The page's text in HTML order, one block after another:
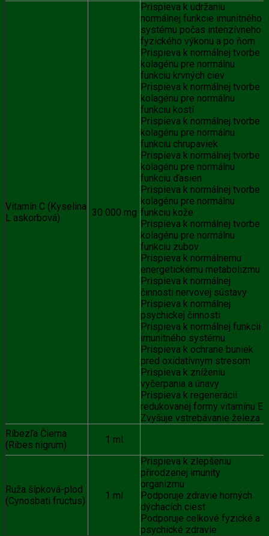
Vitamín C (Kyselina
L askorbová)
30 000 mg
Prispieva k udržaniu
normálnej funkcie imunitného
systému počas intenzívneho
fyzického výkonu a po ňom
Prispieva k normálnej tvorbe
kolagénu pre normálnu
funkciu krvných ciev
Prispieva k normálnej tvorbe
kolagénu pre normálnu
funkciu kostí
Prispieva k normálnej tvorbe
kolagénu pre normálnu
funkciu chrupaviek
Prispieva k normálnej tvorbe
kolagénu pre normálnu
funkciu ďasien
Prispieva k normálnej tvorbe
kolagénu pre normálnu
funkciu kože
Prispieva k normálnej tvorbe
kolagénu pre normálnu
funkciu zubov
Prispieva k normálnemu
energetickému metabolizmu
Prispieva k normálnej
činnosti nervovej sústavy
Prispieva k normálnej
psychickej činnosti
Prispieva k normálnej funkcii
imunitného systému
Prispieva k ochrane buniek
pred oxidatívnym stresom
Prispieva k zníženiu
vyčerpania a únavy
Prispieva k regenerácii
redukovanej formy vitamínu E
Zvyšuje vstrebávanie železa
Ríbezľa Čierna
(Ribes nigrum)
1 ml
Ruža šípková-plod
(Cynosbati fructus)
1 ml
Prispieva k zlepšeniu
přirodzenej imunity
organizmu
Podporuje zdravie horných
dýchacích ciest
Podporuje celkové fyzické a
psychické zdravie